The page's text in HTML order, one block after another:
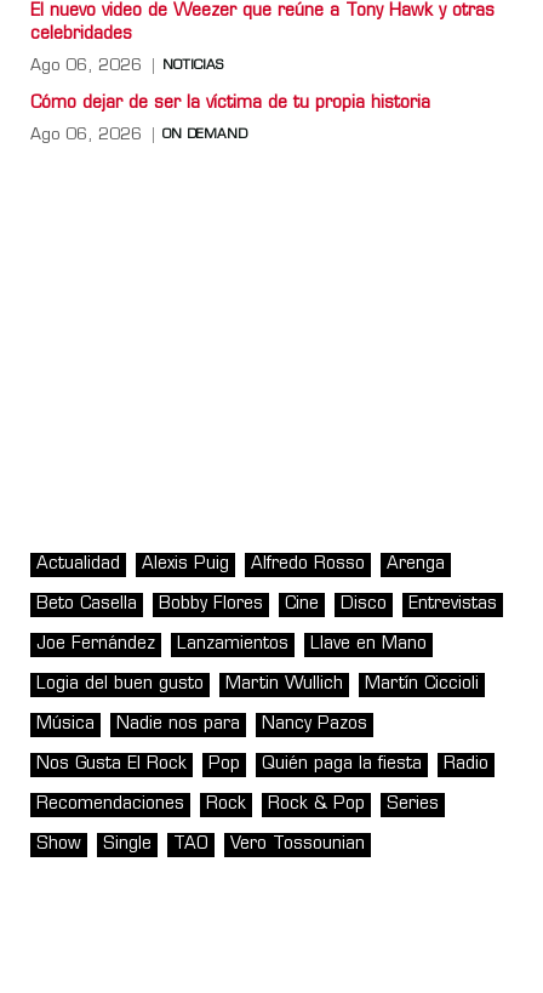
El nuevo video de Weezer que reúne a Tony Hawk y otras
celebridades
Ago 06, 2026 NOTICIAS
Cómo dejar de ser la víctima de tu propia historia
Ago 06, 2026 ON DEMAND
Actualidad Alexis Puig Alfredo Rosso Arenga
Beto Casella Bobby Flores Cine Disco Entrevistas
Joe Fernández Lanzamientos Llave en Mano
Logia del buen gusto Martin Wullich Martín Ciccioli
Música Nadie nos para Nancy Pazos
Nos Gusta El Rock Pop Quién paga la fiesta Radio
Recomendaciones Rock Rock & Pop Series
Show Single TAO Vero Tossounian